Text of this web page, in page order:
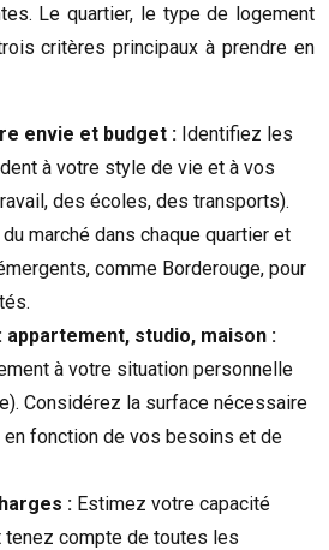
Le quartier, le type de logement
critères principaux à prendre en
envie et budget : Identifiez les
à votre style de vie et à vos
des écoles, des transports).
marché dans chaque quartier et
comme Borderouge, pour
studio, maison :
à votre situation personnelle
Considérez la surface nécessaire
fonction de vos besoins et de
: Estimez votre capacité
compte de toutes les